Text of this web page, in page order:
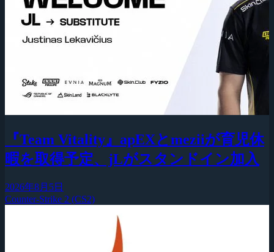
『Team Vitality』apEXとmeziiが育児休
暇を取得予定、jLがスタンドイン加入
2026年8月5日
Counter-Strike 2 (CS2)